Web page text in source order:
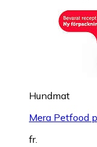
Hundmat
Mera Petfood
fr.